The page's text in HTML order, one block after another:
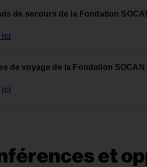
de secours de la Fondation
ici
de voyage de la Fondation SOCAN
ici
et